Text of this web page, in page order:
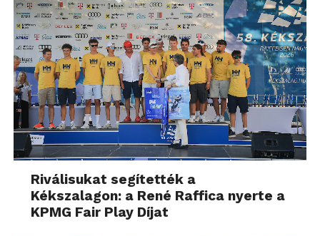
Riválisukat segítették a
Kékszalagon: a René Raffica nyerte a
KPMG Fair Play Díjat